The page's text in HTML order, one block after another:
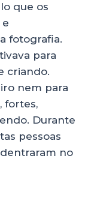
que os
fotografia.
para
criando.
nem para
fortes,
Durante
pessoas
no